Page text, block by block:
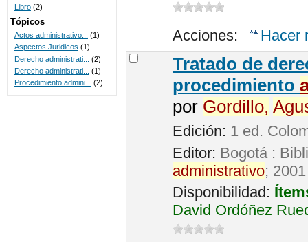
Acciones: Hacer
Tratado de
procedimiento
por Gordillo,
Edición: 1 ed.
Editor: Bogotá :
administrativo; 2001
Disponibilidad:
David Ordóñez
Libro (2)
Tópicos
Actos administrativo...
(1)
Aspectos Juridicos (1)
Derecho administrati...
(2)
Derecho administrati...
(1)
Procedimiento admini...
(2)